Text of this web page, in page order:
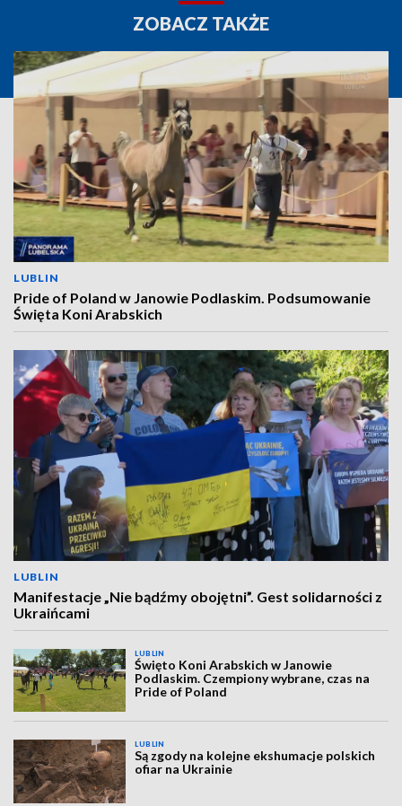
ZOBACZ TAKŻE
LUBLIN
Pride of Poland w Janowie Podlaskim. Podsumowanie
Święta Koni Arabskich
LUBLIN
Manifestacje „Nie bądźmy obojętni”. Gest solidarności z
Ukraińcami
LUBLIN
Święto Koni Arabskich w Janowie
Podlaskim. Czempiony wybrane, czas na
Pride of Poland
LUBLIN
Są zgody na kolejne ekshumacje polskich
ofiar na Ukrainie